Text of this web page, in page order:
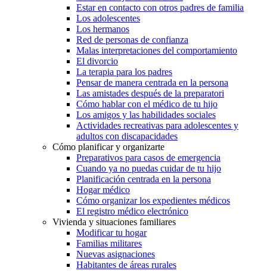
Estar en contacto con otros padres de familia
Los adolescentes
Los hermanos
Red de personas de confianza
Malas interpretaciones del comportamiento
El divorcio
La terapia para los padres
Pensar de manera centrada en la persona
Las amistades después de la preparatori
Cómo hablar con el médico de tu hijo
Los amigos y las habilidades sociales
Actividades recreativas para adolescentes y
adultos con discapacidades
Cómo planificar y organizarte
Preparativos para casos de emergencia
Cuando ya no puedas cuidar de tu hijo
Planificación centrada en la persona
Hogar médico
Cómo organizar los expedientes médicos
El registro médico electrónico
Vivienda y situaciones familiares
Modificar tu hogar
Familias militares
Nuevas asignaciones
Habitantes de áreas rurales